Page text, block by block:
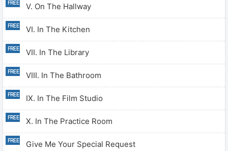
V. On The Hallway
VI. In The Kitchen
VII. In The Library
VIII. In The Bathroom
IX. In The Film Studio
X. In The Practice Room
Give Me Your Special Request